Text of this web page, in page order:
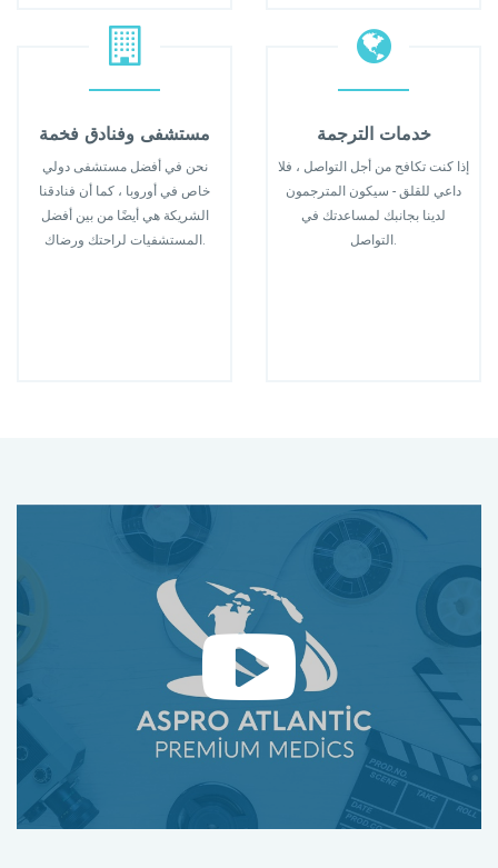
مستشفى وفنادق فخمة
نحن في أفضل مستشفى دولي
خاص في أوروبا ، كما أن فنادقنا
الشريكة هي أيضًا من بين أفضل
المستشفيات لراحتك ورضاك.
خدمات الترجمة
إذا كنت تكافح من أجل التواصل ، فلا
داعي للقلق - سيكون المترجمون
لدينا بجانبك لمساعدتك في